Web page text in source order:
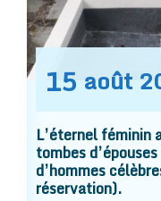
15 août
L’éternel féminin
tombes
d’hommes
réservation).